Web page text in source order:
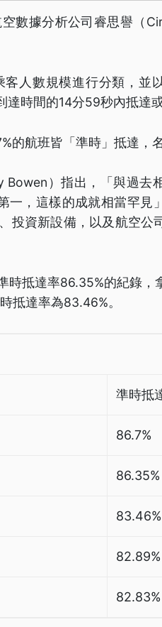
數據分析公司睿思譽（
人數規模進行分類，並
時間的14分59秒內抵達或
航班皆「準時」抵達，
Bowen）指出，「與過去
，這樣的成就相當罕見
投資新設備，以及航空公
抵達率86.35%的紀錄，
抵達率為83.46%。
準時抵
86.7%
86.35%
83.46%
82.89%
82.83%